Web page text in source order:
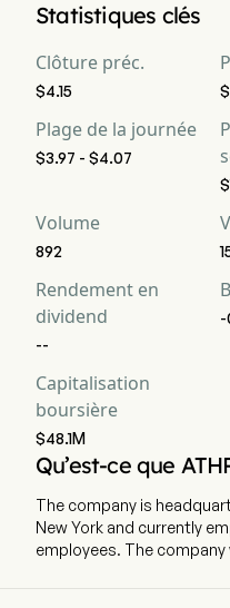
de $NaN
Statistiques clés
Clôture préc.
$4.15
Plage de la journée
$3.97 - $4.07
Volume
892
Rendement en
dividend
--
-
Capitalisation
boursière
$48.1M
Qu’est-ce que
The company is
New York and currently
employees. The company